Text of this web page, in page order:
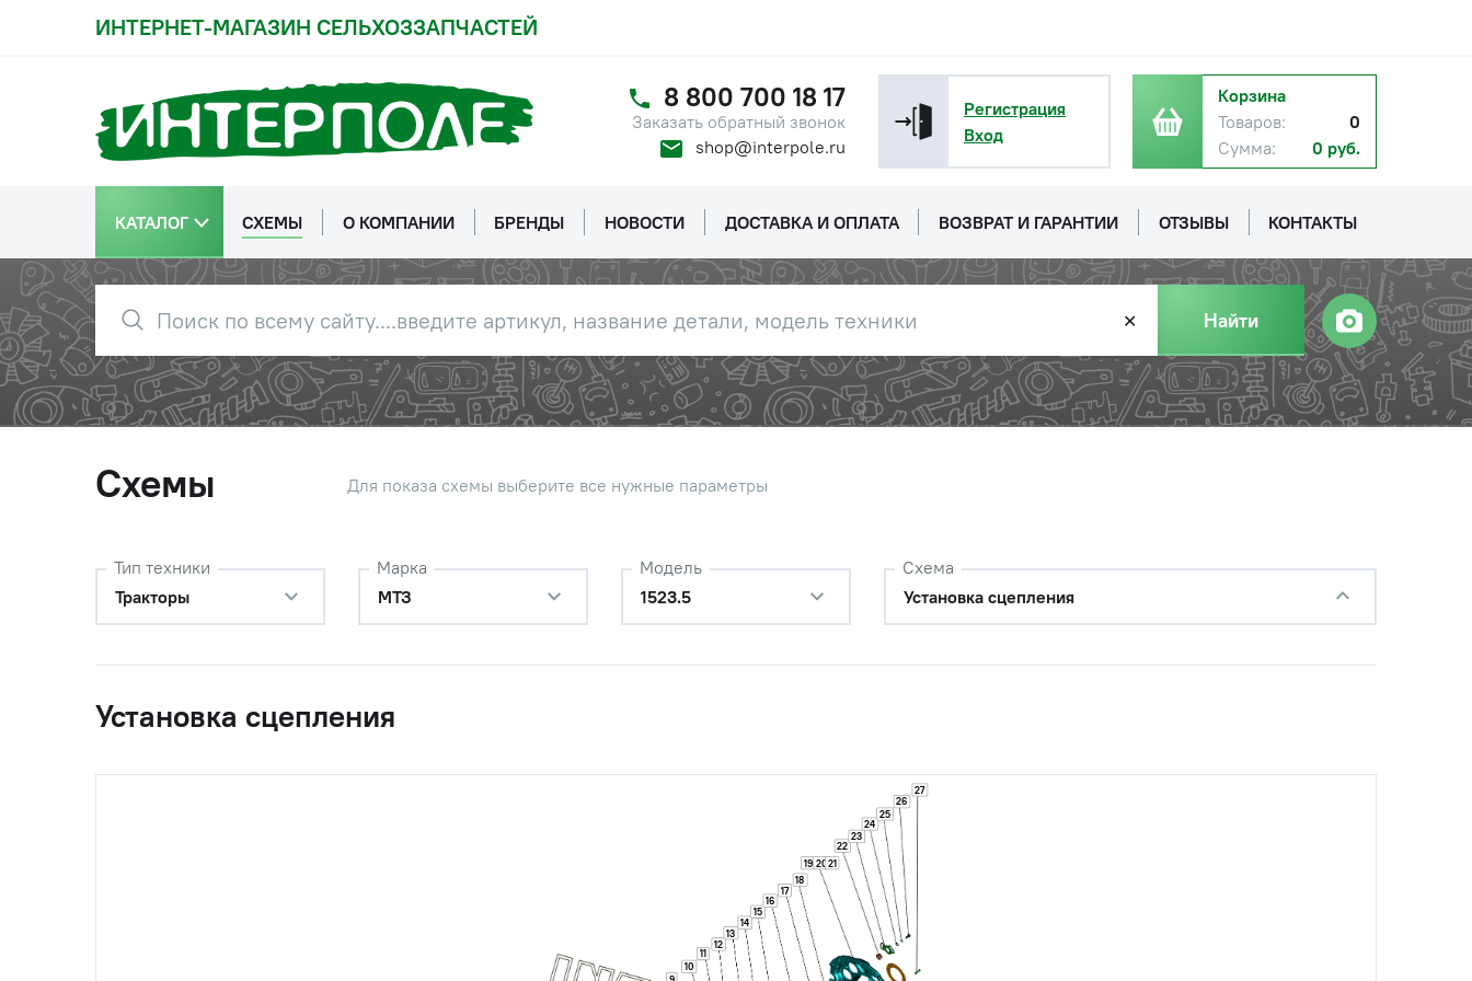
ИНТЕРНЕТ-МАГАЗИН СЕЛЬХОЗЗАПЧАСТЕЙ
8 800 700 18 17
Заказать обратный звонок
shop@interpole.ru
Регистрация
Вход
Корзина
Товаров:
0
Сумма:
0 руб.
КАТАЛОГ СХЕМЫ О КОМПАНИИ БРЕНДЫ НОВОСТИ ДОСТАВКА И ОПЛАТА ВОЗВРАТ И ГАРАНТИИ ОТЗЫВЫ КОНТАКТЫ
✕ Найти
Схемы Для показа схемы выберите все нужные параметры
Тип техники
Тракторы
Марка
МТЗ
Модель
1523.5
Схема
Установка сцепления
Установка сцепления
9
10
11
12
13
14
15
16
17
18
19 20 21
22
23
24
25
26
27